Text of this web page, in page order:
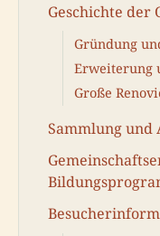
Geschichte der
Gründung
Erweiterung
Große
Sammlung und